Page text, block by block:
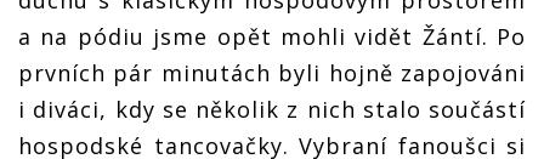
a na pódiu jsme opět mohli vidět Žántí. Po
prvních pár minutách byli hojně zapojováni
i diváci, kdy se několik z nich stalo součástí
hospodské tancovačky. Vybraní fanoušci si